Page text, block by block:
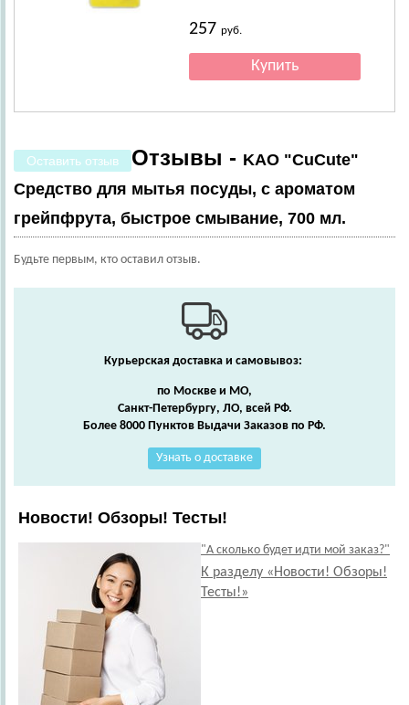
257 руб.
Оставить отзыв Отзывы - KAO "CuCute"
Средство для мытья посуды, с ароматом
грейпфрута, быстрое смывание, 700 мл.
Будьте первым, кто оставил отзыв.
Курьерская доставка и самовывоз:
по Москве и МО,
Санкт-Петербургу, ЛО, всей РФ.
Более 8000 Пунктов Выдачи Заказов по РФ.
Узнать о доставке
Новости! Обзоры! Тесты!
"А сколько будет идти мой заказ?"
К разделу «Новости! Обзоры!
Тесты!»